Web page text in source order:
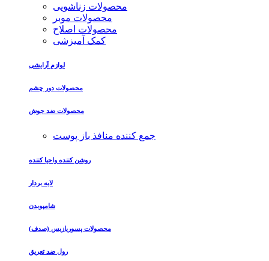
محصولات زناشویی
محصولات موبر
محصولات اصلاح
کمک آمیزشی
لوازم آرایشی
محصولات دور چشم
محصولات ضد جوش
جمع کننده منافذ باز پوست
روشن کننده واحیا کننده
لایه بردار
شامپوبدن
محصولات پسوریازیس (صدف)
رول ضد تعریق